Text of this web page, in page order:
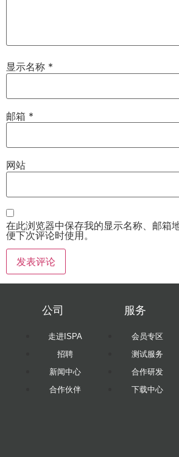
显示名称 *
邮箱 *
网站
在此浏览器中保存我的显示名称、邮箱
便下次评论时使用。
公司
走进ISPA
招聘
新闻中心
合作伙伴
服务
会员专区
测试服务
合作研发
下载中心